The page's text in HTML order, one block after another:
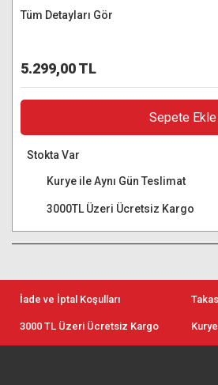
Tüm Detayları Gör
5.299,00 TL
Sepete Ekle
Stokta Var
Kurye ile Aynı Gün Teslimat
3000TL Üzeri Ücretsiz Kargo
İade ve İptal Koşulları
3000 TL Üzeri Ücretsiz Kargo